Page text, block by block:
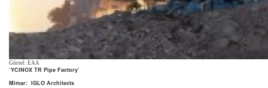
Görsel: EAA
‘YCINOX TR Pipe Factory’
Mimar: IGLO Architects